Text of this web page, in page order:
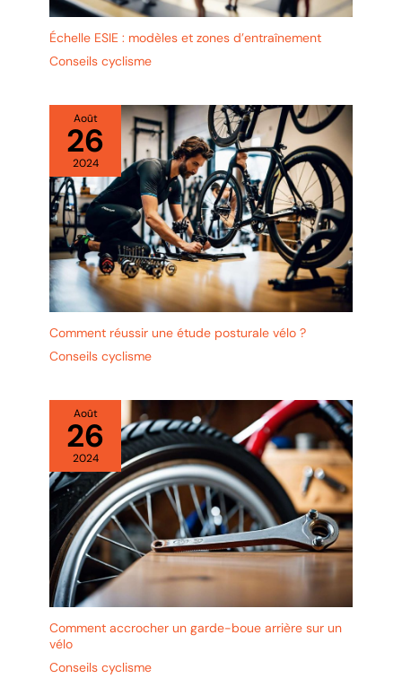
Échelle ESIE : modèles et zones d’entraînement
Conseils cyclisme
Août
26
2024
Comment réussir une étude posturale vélo ?
Conseils cyclisme
Août
26
2024
Comment accrocher un garde-boue arrière sur un
vélo
Conseils cyclisme